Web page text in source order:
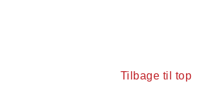
Tilbage til top